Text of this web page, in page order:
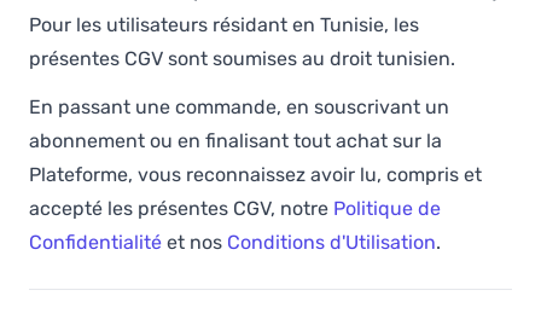
Pour les utilisateurs résidant en Tunisie, les
présentes CGV sont soumises au droit tunisien.
En passant une commande, en souscrivant un
abonnement ou en finalisant tout achat sur la
Plateforme, vous reconnaissez avoir lu, compris et
accepté les présentes CGV, notre Politique de
Confidentialité et nos Conditions d'Utilisation.